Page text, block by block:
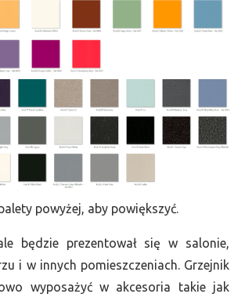
powyżej, aby powiększyć.
będzie prezentował się w salonie,
i w innych pomieszczeniach. Grzejnik
wyposażyć w akcesoria takie jak